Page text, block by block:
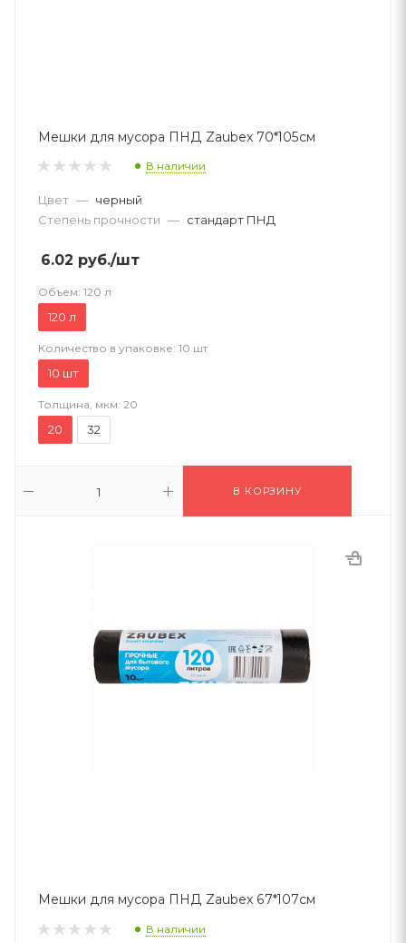
Мешки для мусора ПНД Zaubex 70*105см
В наличии
Цвет — черный
Степень прочности — стандарт ПНД
6.02 руб./шт
Объем: 120 л
120 л
Количество в упаковке: 10 шт
10 шт
Толщина, мкм: 20
20 32
В КОРЗИНУ
Мешки для мусора ПНД Zaubex 67*107см
В наличии